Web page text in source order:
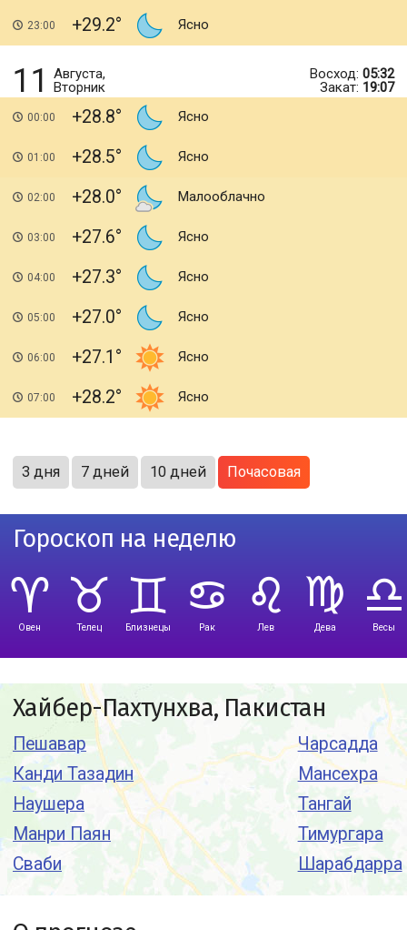
23:00 +29.2 Ясно
11
Августа,
Вторник
Восход: 05:32
Закат: 19:07
00:00 +28.8 Ясно
01:00 +28.5 Ясно
02:00 +28.0 Малооблачно
03:00 +27.6 Ясно
04:00 +27.3 Ясно
05:00 +27.0 Ясно
06:00 +27.1 Ясно
07:00 +28.2 Ясно
3 дня 7 дней 10 дней Почасовая
Гороскоп на неделю
Овен Телец Близнецы Рак Лев Дева Весы
Хайбер-Пахтунхва, Пакистан
Пешавар
Канди Тазадин
Наушера
Манри Паян
Сваби
Чарсадда
Мансехра
Тангай
Тимургара
Шарабдарра